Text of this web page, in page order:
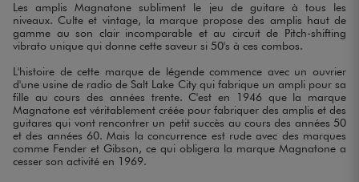
Amplis & Effets
Claviers & Pianos
Synthés & Sampleurs
Home Studio
Les amplis Magnatone subliment le jeu de guitare à tous les
niveaux. Culte et vintage, la marque propose des amplis haut de
gamme au son clair incomparable et au circuit de Pitch-shifting
vibrato unique qui donne cette saveur si 50's à ces combos.
L'histoire de cette marque de légende commence avec un ouvrier
d'une usine de radio de Salt Lake City qui fabrique un ampli pour sa
fille au cours des années trente. C'est en 1946 que la marque
Magnatone est véritablement créée pour fabriquer des amplis et des
guitares qui vont rencontrer un petit succès au cours des années 50
et des années 60. Mais la concurrence est rude avec des marques
comme Fender et Gibson, ce qui obligera la marque Magnatone a
cesser son activité en 1969.